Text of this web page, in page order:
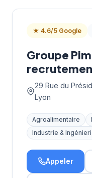
★ 4.6/5 Google
Groupe
29 Rue du
Lyon
Agroalimentaire
Industrie &
Appeler